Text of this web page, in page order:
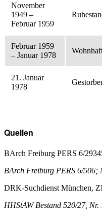
November
1949 –
Februar 1959
Februar 1959
– Januar 1978
21. Januar
1978
Quellen
BArch Freiburg PERS 6/
BArch Freiburg PERS 6/506;
DRK-Suchdienst München,
HHStAW Bestand 520/27, Nr.